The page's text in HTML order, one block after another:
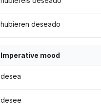
hubieren deseado
Imperative mood
desea
desee